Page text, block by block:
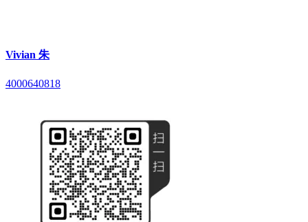
Vivian 朱
4000640818